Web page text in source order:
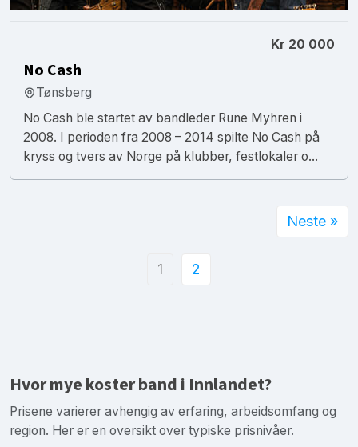
Kr 20 000
No Cash
Tønsberg
No Cash ble startet av bandleder Rune Myhren i
2008. I perioden fra 2008 – 2014 spilte No Cash på
kryss og tvers av Norge på klubber, festlokaler o...
1 2
Neste »
Hvor mye koster band i Innlandet?
Prisene varierer avhengig av erfaring, arbeidsomfang og
region. Her er en oversikt over typiske prisnivåer.